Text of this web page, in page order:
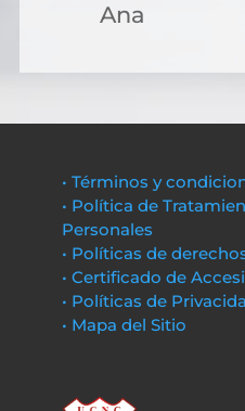
Ana
• Términos y
• Política de
Personales
• Políticas de
• Certificado de
• Políticas de
• Mapa del Sitio